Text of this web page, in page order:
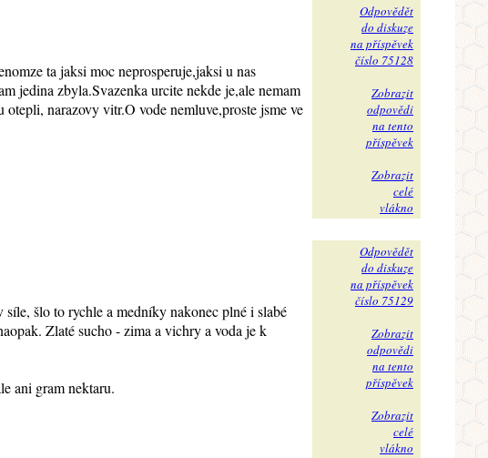
ta jaksi moc neprosperuje,jaksi u nas
jedina zbyla.Svazenka urcite nekde je,ale nemam
narazovy vitr.O vode nemluve,proste jsme ve
Odpovědět
do diskuze
na příspěvek
číslo 75128
Zobrazit
odpovědi
na tento
příspěvek
Zobrazit
celé
vlákno
šlo to rychle a medníky nakonec plné i slabé
Zlaté sucho - zima a vichry a voda je k
ani gram nektaru.
Odpovědět
do diskuze
na příspěvek
číslo 75129
Zobrazit
odpovědi
na tento
příspěvek
Zobrazit
celé
vlákno